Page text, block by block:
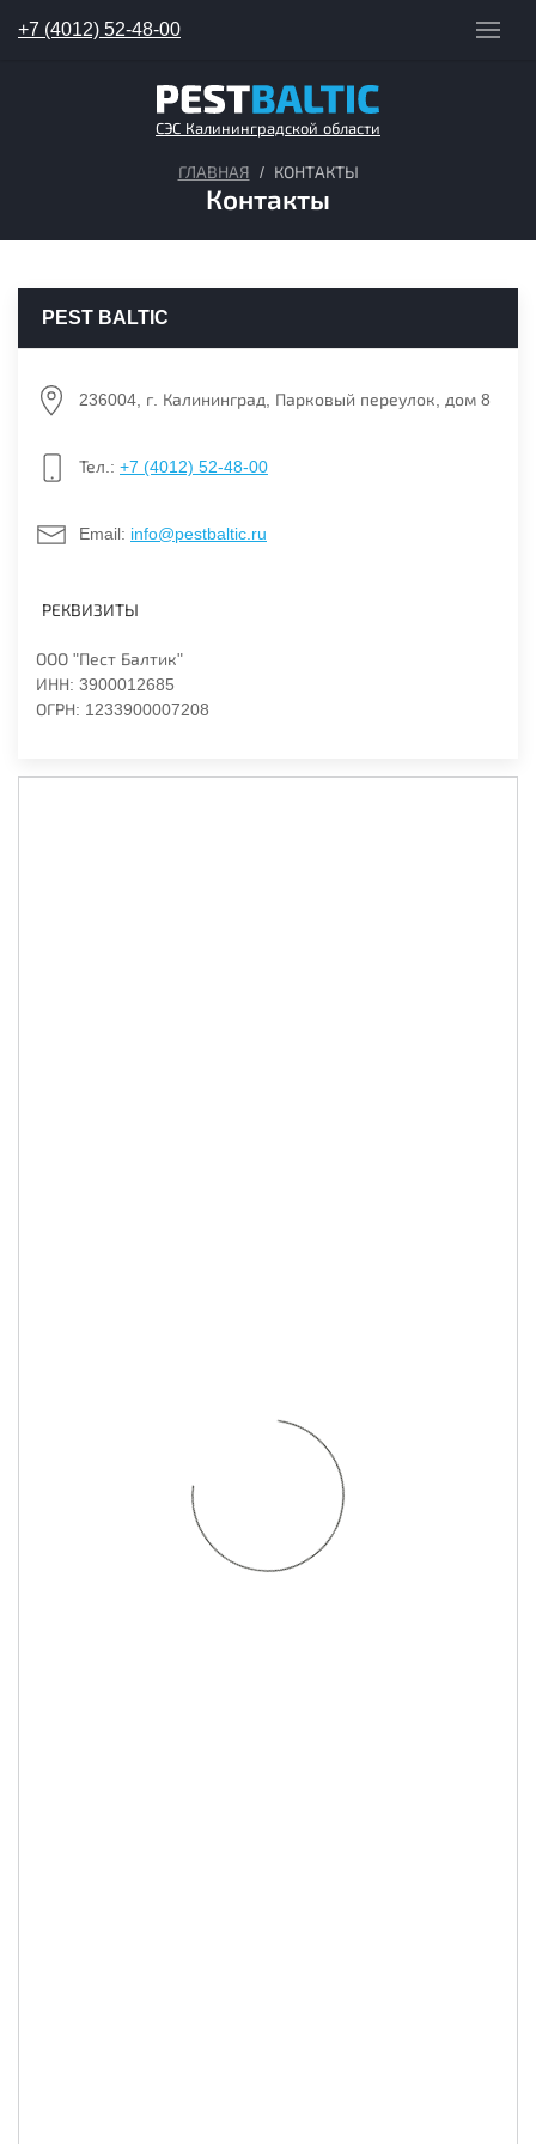
+7 (4012) 52-48-00
СЭС Калининградской области
ГЛАВНАЯ КОНТАКТЫ
Контакты
PEST BALTIC
236004, г. Калининград, Парковый переулок, дом 8
Тел.: +7 (4012) 52-48-00
Email: info@pestbaltic.ru
РЕКВИЗИТЫ
ООО "Пест Балтик"
ИНН: 3900012685
ОГРН: 1233900007208